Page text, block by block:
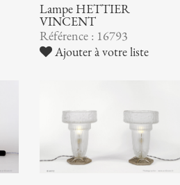
Lampe HETTIER
VINCENT
Référence : 16793
Ajouter à votre liste